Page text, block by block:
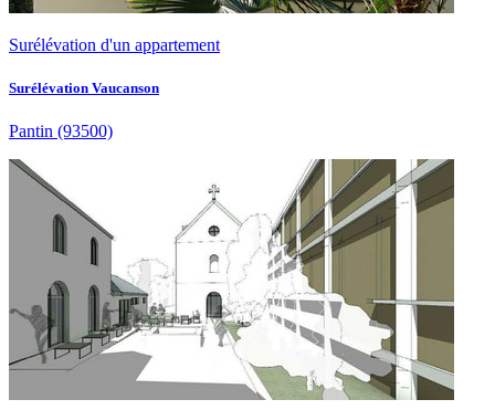
Surélévation d'un appartement
Surélévation Vaucanson
Pantin (93500)